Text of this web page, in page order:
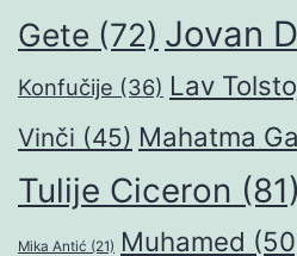
Gete (72) Jovan
Konfučije (36) Lav
Vinči (45) Mahatma
Tulije Ciceron (81)
Mika Antić (21) Muhamed